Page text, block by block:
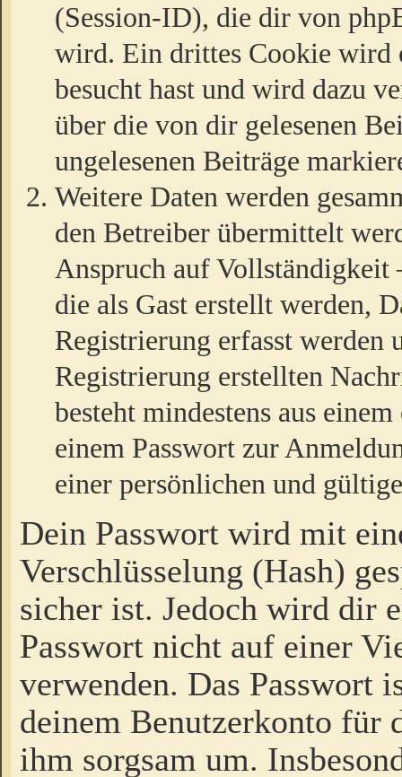
(Session-ID), die dir von
wird. Ein drittes Cookie wird
besucht hast und wird dazu
über die von dir gelesenen
ungelesenen Beiträge
Weitere Daten werden
den Betreiber übermittelt
Anspruch auf
die als Gast erstellt werden,
Registrierung erfasst werden
Registrierung erstellten
besteht mindestens aus
einem Passwort zur
einer persönlichen und
Dein Passwort wird mit
Verschlüsselung (Hash)
sicher ist. Jedoch wird dir
Passwort nicht auf einer
verwenden. Das Passwort
deinem Benutzerkonto für
ihm sorgsam um.